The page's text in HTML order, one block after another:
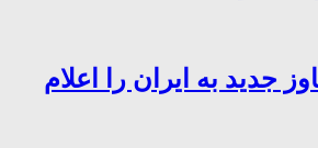
جدید به ایران را اعلام